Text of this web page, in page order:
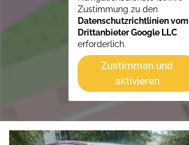
Zustimmung zu den
Datenschutzrichtlinien vom
Drittanbieter Google LLC
erforderlich.
Zustimmen und
aktivieren